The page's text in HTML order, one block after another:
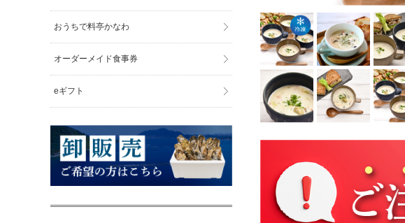
おうちで料亭かなわ
オーダーメイド食事券
eギフト